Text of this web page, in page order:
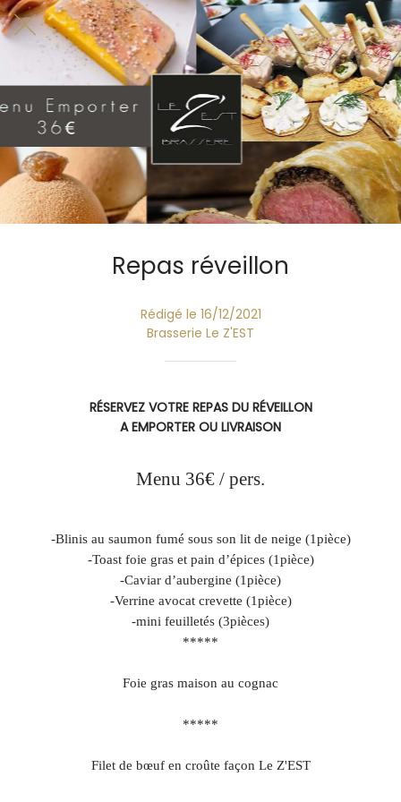
Repas réveillon
Rédigé le 16/12/2021
Brasserie Le Z'EST
RÉSERVEZ VOTRE REPAS DU RÉVEILLON
A EMPORTER OU LIVRAISON
Menu 36€ / pers.
-Blinis au saumon fumé sous son lit de neige (1pièce)
-Toast foie gras et pain d’épices (1pièce)
-Caviar d’aubergine (1pièce)
-Verrine avocat crevette (1pièce)
-mini feuilletés (3pièces)
*****
Foie gras maison au cognac
*****
Filet de bœuf en croûte façon Le Z'EST